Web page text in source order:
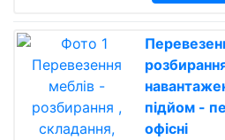
підйом -
офісні